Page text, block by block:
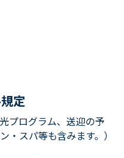
定
プログラム、送迎の予
・スパ等も含みます。）